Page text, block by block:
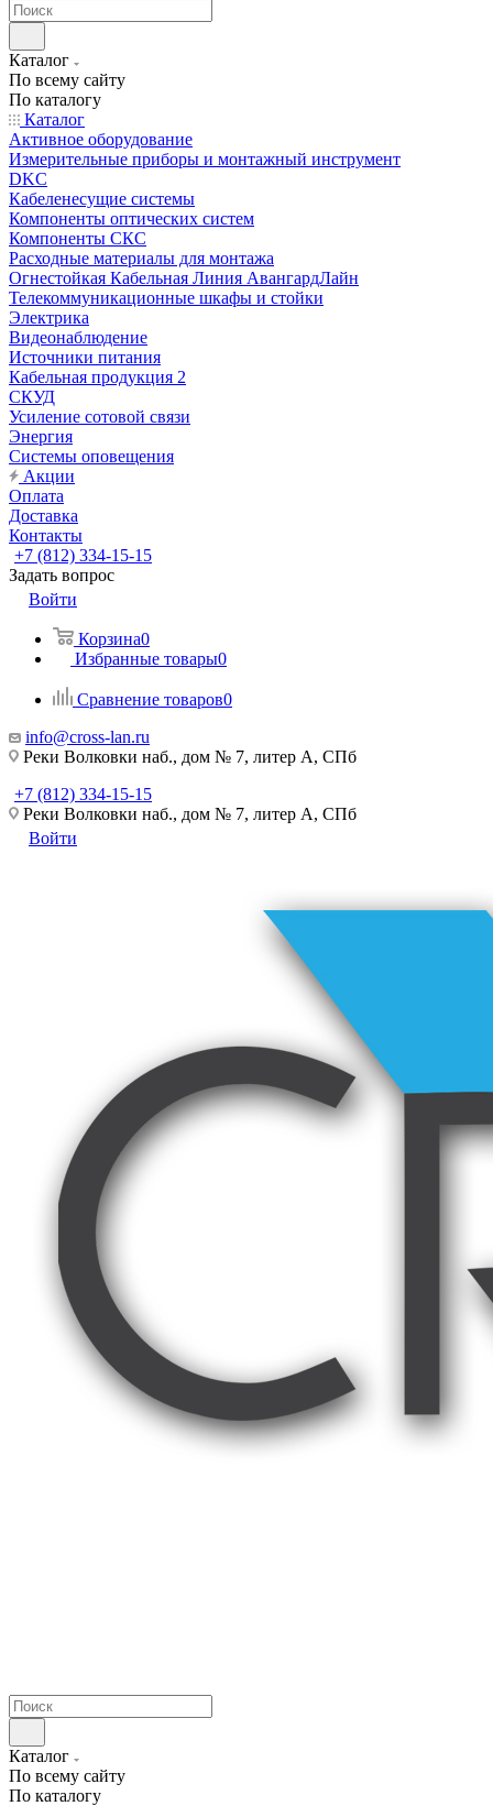
Каталог
По всему сайту
По каталогу
Каталог
Активное оборудование
Измерительные приборы и монтажный инструмент
DKC
Кабеленесущие системы
Компоненты оптических систем
Компоненты СКС
Расходные материалы для монтажа
Огнестойкая Кабельная Линия АвангардЛайн
Телекоммуникационные шкафы и стойки
Электрика
Видеонаблюдение
Источники питания
Кабельная продукция 2
СКУД
Усиление сотовой связи
Энергия
Системы оповещения
Акции
Оплата
Доставка
Контакты
+7 (812) 334-15-15
Задать вопрос
Войти
Корзина0
Избранные товары0
Сравнение товаров0
info@cross-lan.ru
Реки Волковки наб., дом № 7, литер А, СПб
+7 (812) 334-15-15
Реки Волковки наб., дом № 7, литер А, СПб
Войти
Каталог
По всему сайту
По каталогу